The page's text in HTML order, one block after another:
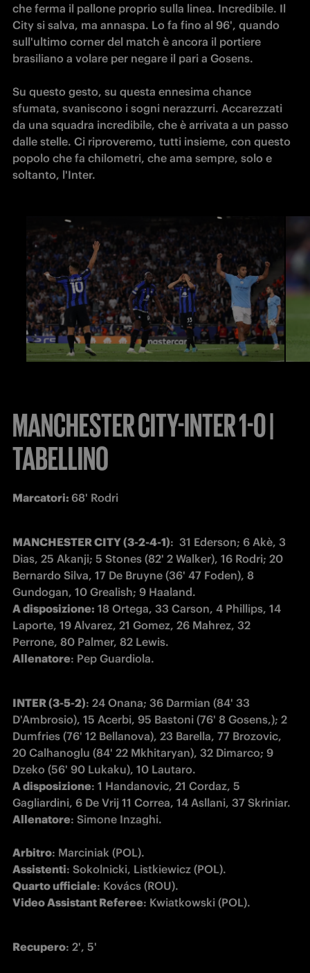
che ferma il pallone proprio sulla linea. Incredibile. Il
City si salva, ma annaspa. Lo fa fino al 96', quando
sull'ultimo corner del match è ancora il portiere
brasiliano a volare per negare il pari a Gosens.
Su questo gesto, su questa ennesima chance
sfumata, svaniscono i sogni nerazzurri. Accarezzati
da una squadra incredibile, che è arrivata a un passo
dalle stelle. Ci riproveremo, tutti insieme, con questo
popolo che fa chilometri, che ama sempre, solo e
soltanto, l'Inter.
MANCHESTER CITY-INTER 1-0 |
TABELLINO
Marcatori: 68' Rodri
MANCHESTER CITY (3-2-4-1):  31 Ederson; 6 Akè, 3
Dias, 25 Akanji; 5 Stones (82' 2 Walker), 16 Rodri; 20
Bernardo Silva, 17 De Bruyne (36' 47 Foden), 8
A disposizione: 18 Ortega, 33 Carson, 4 Phillips, 14
Laporte, 19 Alvarez, 21 Gomez, 26 Mahrez, 32
Allenatore: Pep Guardiola.
INTER (3-5-2): 24 Onana; 36 Darmian (84' 33
D'Ambrosio), 15 Acerbi, 95 Bastoni (76' 8 Gosens,); 2
Dumfries (76' 12 Bellanova), 23 Barella, 77 Brozovic,
20 Calhanoglu (84' 22 Mkhitaryan), 32 Dimarco; 9
A disposizione: 1 Handanovic, 21 Cordaz, 5
Allenatore: Simone Inzaghi.
Arbitro
Assistenti
Quarto ufficiale
Video Assistant Referee: Kwiatkowski (POL).
Recupero: 2', 5'